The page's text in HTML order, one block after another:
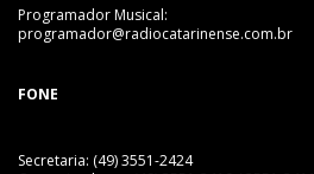
Programador Musical:
programador@radiocatarinense.com.br
FONE
Secretaria: (49) 3551-2424